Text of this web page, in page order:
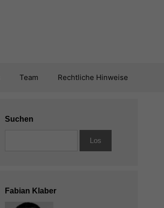
Team Rechtliche Hinweise
Suchen
Fabian Klaber